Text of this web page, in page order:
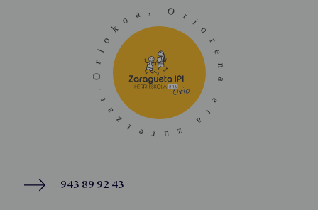
943 89 92 43